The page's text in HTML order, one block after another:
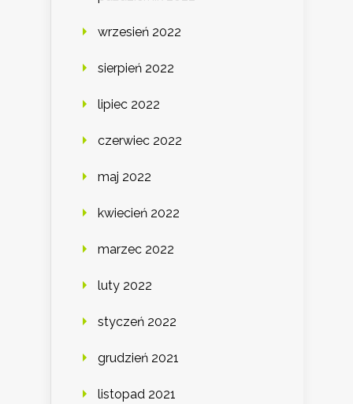
wrzesień 2022
sierpień 2022
lipiec 2022
czerwiec 2022
maj 2022
kwiecień 2022
marzec 2022
luty 2022
styczeń 2022
grudzień 2021
listopad 2021